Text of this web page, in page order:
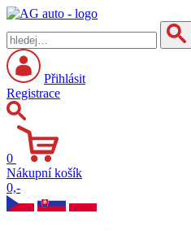
Přihlásit
Registrace
0
Nákupní košík
0,-